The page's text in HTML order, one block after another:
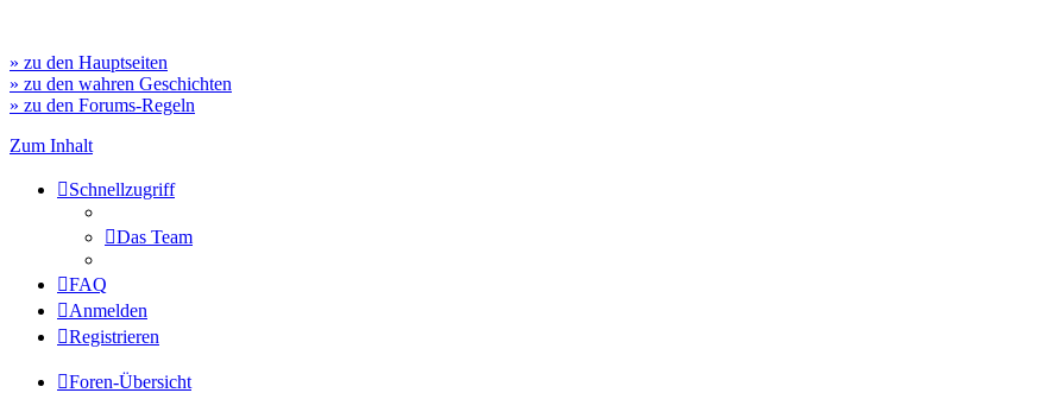
» zu den Hauptseiten
» zu den wahren Geschichten
» zu den Forums-Regeln
Zum Inhalt
Schnellzugriff
Das Team
FAQ
Anmelden
Registrieren
Foren-Übersicht